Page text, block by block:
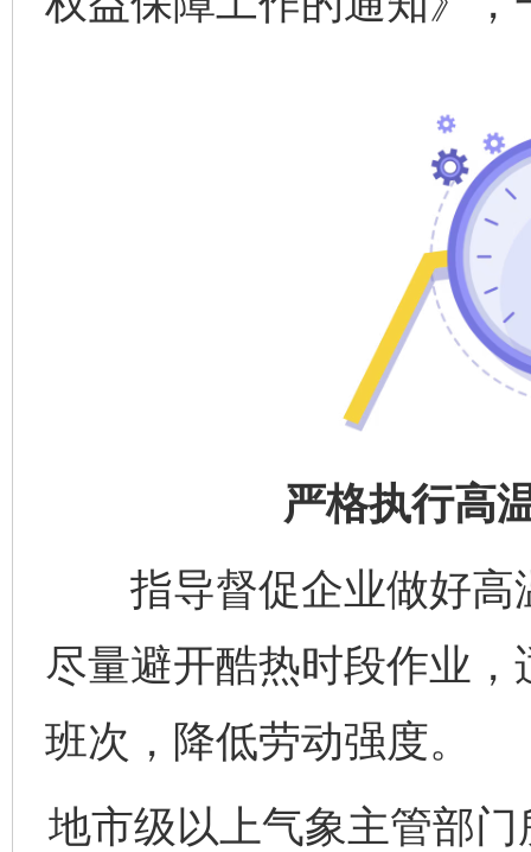
严格执行高
指导督促企业做好高
尽量避开酷热时段作业
班次，降低劳动强度。
地市级以上气象主管部